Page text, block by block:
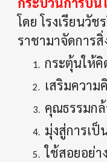
โดย โรงเรียนวั
ราชามาจัดการ
กระตุ้นให้คิ
เสริมความ
คุณธรรมกล้
มุ่งสู่การเ
ใช้สอยอย่า